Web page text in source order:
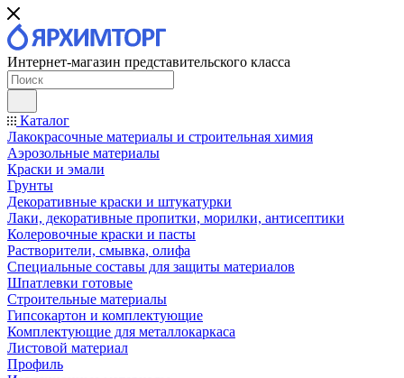
Интернет-магазин представительского класса
Каталог
Лакокрасочные материалы и строительная химия
Аэрозольные материалы
Краски и эмали
Грунты
Декоративные краски и штукатурки
Лаки, декоративные пропитки, морилки, антисептики
Колеровочные краски и пасты
Растворители, смывка, олифа
Специальные составы для защиты материалов
Шпатлевки готовые
Строительные материалы
Гипсокартон и комплектующие
Комплектующие для металлокаркаса
Листовой материал
Профиль